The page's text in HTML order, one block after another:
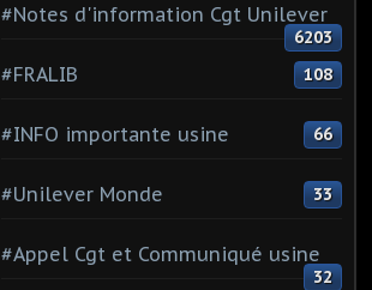
#Notes d'information Cgt Unilever
6203
#FRALIB 108
#INFO importante usine 66
#Unilever Monde 33
#Appel Cgt et Communiqué usine
32